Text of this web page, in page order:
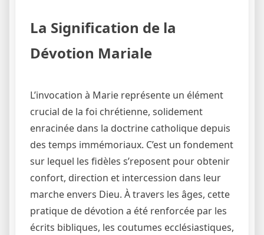
La Signification de la
Dévotion Mariale
L’invocation à Marie représente un élément
crucial de la foi chrétienne, solidement
enracinée dans la doctrine catholique depuis
des temps immémoriaux. C’est un fondement
sur lequel les fidèles s’reposent pour obtenir
confort, direction et intercession dans leur
marche envers Dieu. À travers les âges, cette
pratique de dévotion a été renforcée par les
écrits bibliques, les coutumes ecclésiastiques,